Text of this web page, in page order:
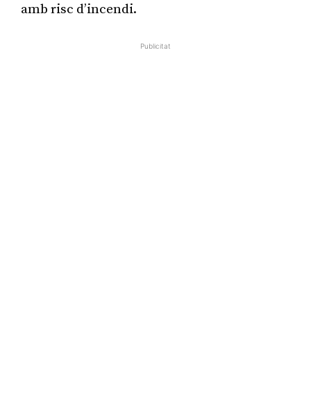
amb risc d’incendi.
Publicitat